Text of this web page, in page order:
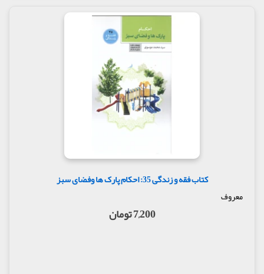
کتاب فقه و زندگی 35: احکام پارک ها وفضای سبز
معروف
7,200 تومان